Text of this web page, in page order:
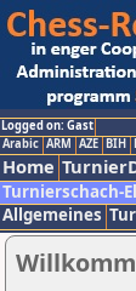
Logged on: Gast
Arabic ARM AZE BIH
Home
Turnierschach-
Allgemeines